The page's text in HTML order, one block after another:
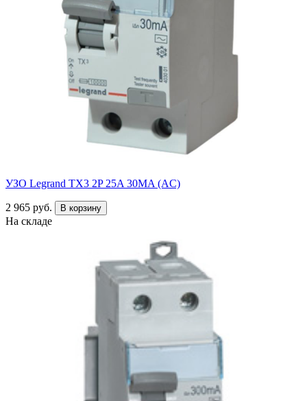
УЗО Legrand TX3 2P 25A 30MA (AC)
2 965 руб. В корзину
На складе